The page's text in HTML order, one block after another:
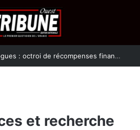
Lutte contre les drogues : octroi de récompenses financières aux dénonciateurs de trafiquants
et recherche